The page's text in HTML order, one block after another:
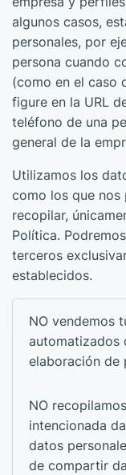
algunos casos,
personales, por
persona cuando
(como en el caso
figure en la URL
teléfono de una
general de la
Utilizamos los
como los que
recopilar,
Política.
terceros
establecidos.
NO vendemos
automatizados
elaboración de
NO
intencionada
datos
de compartir